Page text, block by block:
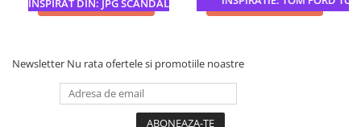
INSPIRAT DIN: JPG SCANDAL
Newsletter Nu rata ofertele si promotiile noastre